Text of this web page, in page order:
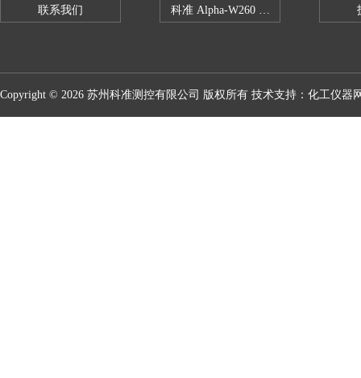
联系我们 科准 Alpha-W260 半导体全自动推拉
Copyright © 2026 苏州科准测控有限公司 版权所有 技术支持： 化工仪器